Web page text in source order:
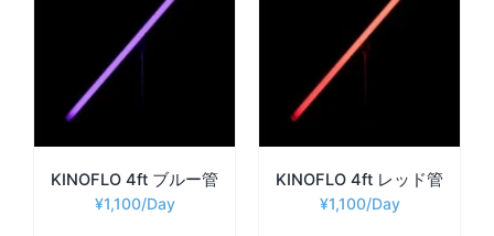
KINOFLO 4ft ブルー管
¥1,100
KINOFLO 4ft レッド管
¥1,100